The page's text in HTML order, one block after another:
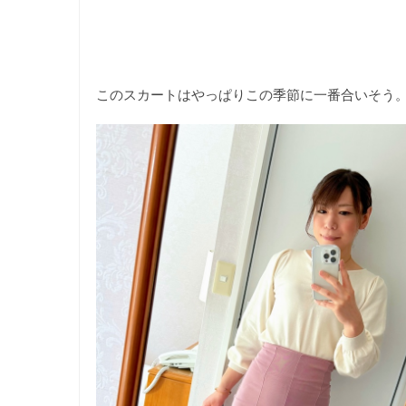
このスカートはやっぱりこの季節に一番合いそう